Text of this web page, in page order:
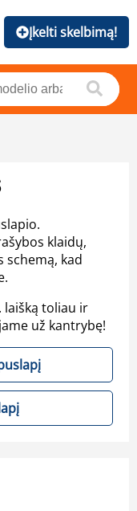
Įkelti skelbimą!
klaidų,
schemą, kad
laišką toliau ir
už kantrybę!